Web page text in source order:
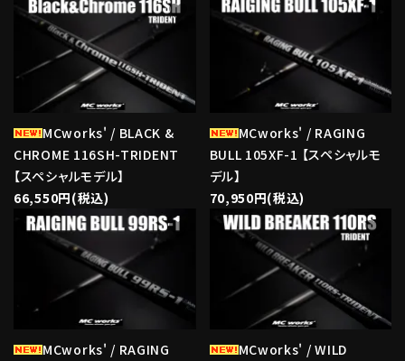
MCworks' / BLACK &
CHROME 116SH-TRIDENT
【スペシャルモデル】
66,550円(税込)
favorite
MCworks' / RAGING
BULL 105XF-1 【スペシャルモ
デル】
70,950円(税込)
favorite
MCworks' / RAGING
favorite
MCworks' / WILD
favorite